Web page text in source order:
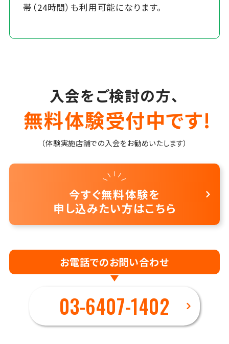
帯（24時間）も利用可能になります。
入会をご検討の方、
無料体験受付中です!
（体験実施店舗での入会をお勧めいたします）
今すぐ無料体験を
申し込みたい方はこちら
お電話でのお問い合わせ
03-6407-1402